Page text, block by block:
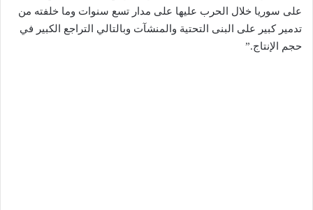
على سوريا خلال الحرب عليها على مدار تسع سنوات وما خلفته من
تدمير كبير على البنى التحتية والمنشآت وبالتالي التراجع الكبير في
حجم الإنتاج.”